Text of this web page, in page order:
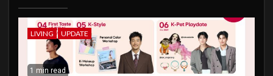
LIVING UPDATE
1 min read